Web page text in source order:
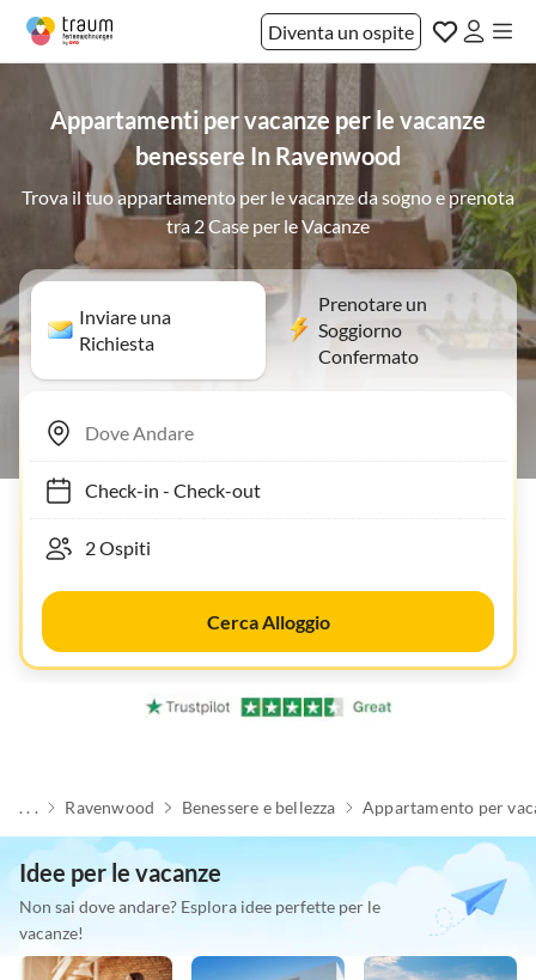
Diventa un ospite
Appartamenti per vacanze per le vacanze
benessere In Ravenwood
Trova il tuo appartamento per le vacanze da sogno e prenota
tra 2 Case per le Vacanze
Inviare una
Richiesta
Prenotare un
Soggiorno
Confermato
Check-in- Check-out
Cerca Alloggio
. . . Ravenwood Benessere e bellezza Appartamento per
Idee per le vacanze
Non sai dove andare? Esplora idee perfette per le
vacanze!